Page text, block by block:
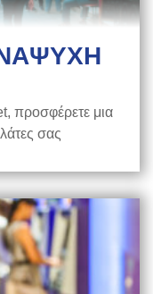
προσφέρετε μια
σας